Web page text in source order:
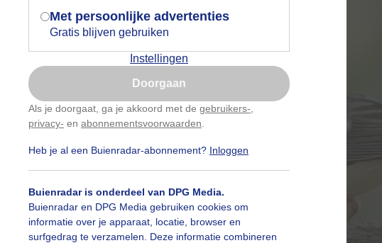
Met persoonlijke advertenties
Gratis blijven gebruiken
Instellingen
Doorgaan
Als je doorgaat, ga je akkoord met de gebruikers-
privacy- en abonnementsvoorwaarden
Heb je al een Buienradar-abonnement? Inloggen
Buienradar is onderdeel van DPG Media.
Buienradar en DPG Media gebruiken cookies om
informatie over je apparaat, locatie, browser en
surfgedrag te verzamelen. Deze informatie combineren
je browser waarin deze toestemming
gevraagd wordt.
Is goed, toon de popup
Nu niet, misschien later
Gebruik je Safari en wil je niet elke dag deze pop-up
Klikhierom dit aan te passen